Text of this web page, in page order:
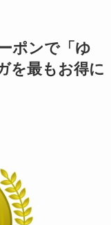
ポンで「ゆ
を最もお得に